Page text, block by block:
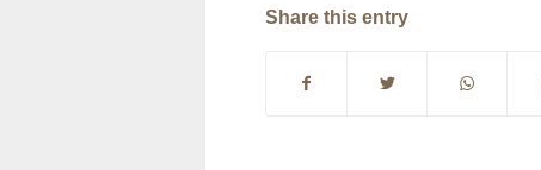
Share this entry